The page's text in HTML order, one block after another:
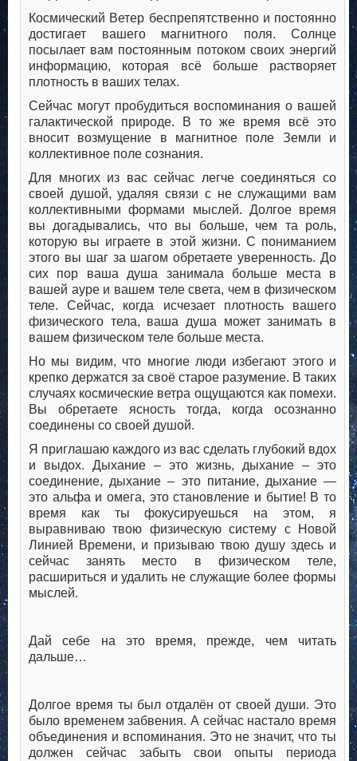
Космический Ветер беспрепятственно и постоянно
достигает вашего магнитного поля. Солнце
посылает вам постоянным потоком своих энергий
информацию, которая всё больше растворяет
плотность в ваших телах.
Сейчас могут пробудиться воспоминания о вашей
галактической природе. В то же время всё это
вносит возмущение в магнитное поле Земли и
коллективное поле сознания.
Для многих из вас сейчас легче соединяться со
своей душой, удаляя связи с не служащими вам
коллективными формами мыслей. Долгое время
вы догадывались, что вы больше, чем та роль,
которую вы играете в этой жизни. С пониманием
этого вы шаг за шагом обретаете уверенность. До
сих пор ваша душа занимала больше места в
вашей ауре и вашем теле света, чем в физическом
теле. Сейчас, когда исчезает плотность вашего
физического тела, ваша душа может занимать в
вашем физическом теле больше места.
Но мы видим, что многие люди избегают этого и
крепко держатся за своё старое разумение. В таких
случаях космические ветра ощущаются как помехи.
Вы обретаете ясность тогда, когда осознанно
соединены со своей душой.
Я приглашаю каждого из вас сделать глубокий вдох
и выдох. Дыхание – это жизнь, дыхание – это
соединение, дыхание – это питание, дыхание —
это альфа и омега, это становление и бытие! В то
время как ты фокусируешься на этом, я
выравниваю твою физическую систему с Новой
Линией Времени, и призываю твою душу здесь и
сейчас занять место в физическом теле,
расшириться и удалить не служащие более формы
мыслей.
Дай себе на это время, прежде, чем читать
дальше…
Долгое время ты был отдалён от своей души. Это
было временем забвения. А сейчас настало время
объединения и вспоминания. Это не значит, что ты
должен сейчас забыть свои опыты периода